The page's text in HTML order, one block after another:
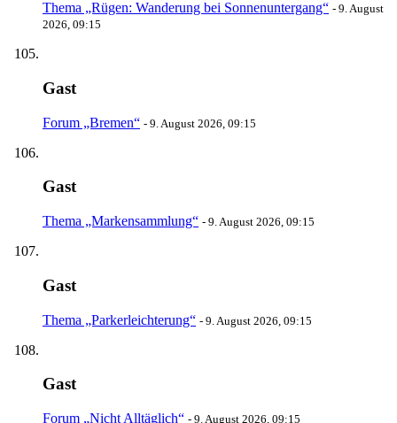
Thema „Rügen: Wanderung bei Sonnenuntergang“ - 9. August
2026, 09:15
Gast
Forum „Bremen“ - 9. August 2026, 09:15
Gast
Thema „Markensammlung“ - 9. August 2026, 09:15
Gast
Thema „Parkerleichterung“ - 9. August 2026, 09:15
Gast
Forum „Nicht Alltäglich“ - 9. August 2026, 09:15